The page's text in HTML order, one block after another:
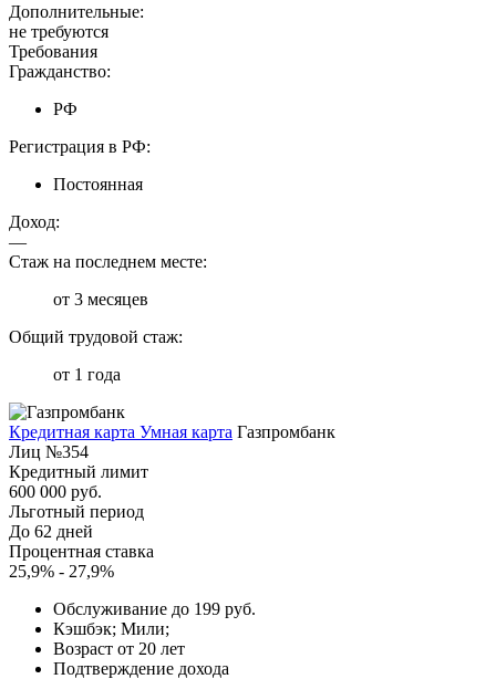
Дополнительные:
не требуются
Требования
Гражданство:
РФ
Регистрация в РФ:
Постоянная
Доход:
—
Стаж на последнем месте:
от 3 месяцев
Общий трудовой стаж:
от 1 года
Кредитная карта Умная карта Газпромбанк
Лиц №354
Кредитный лимит
600 000 руб.
Льготный период
До 62 дней
Процентная ставка
25,9% - 27,9%
Обслуживание до 199 руб.
Кэшбэк; Мили;
Возраст от 20 лет
Подтверждение дохода